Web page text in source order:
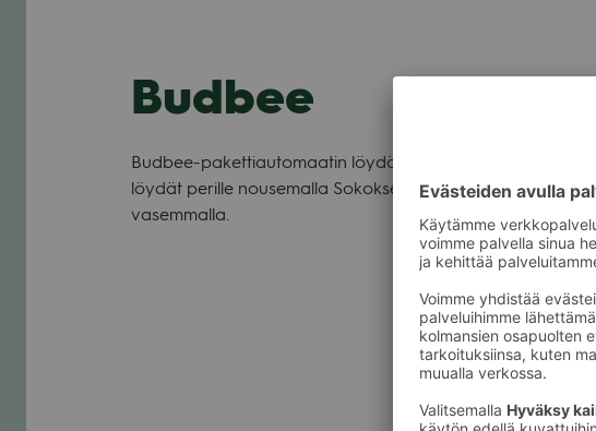
Budbee
Budbee-pakettiautomaatin löydät Valkean neljännestä
löydät perille nousemalla Sokoksen liukuportaita pitkin
vasemmalla.